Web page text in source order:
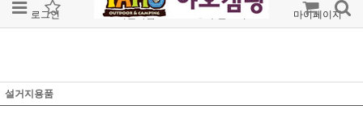
로그인 회원가입 주문조회 마이페이지
설거지용품